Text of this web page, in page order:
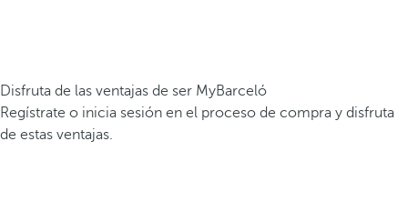
Disfruta de las ventajas de ser MyBarceló
Regístrate o inicia sesión en el proceso de compra y disfruta
de estas ventajas.